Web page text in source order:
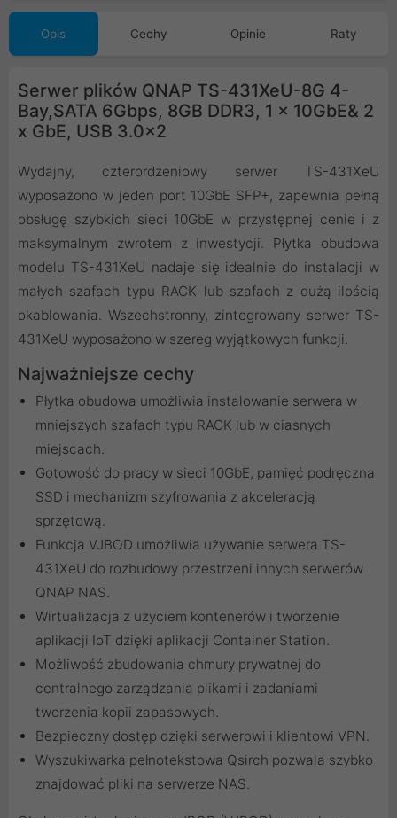
2xUSB 3.2, 1xHDMI, 2x
Opis Cechy Opinie Raty
Serwer plików QNAP TS-431XeU-8G 4-
Bay,SATA 6Gbps, 8GB DDR3, 1 x 10GbE& 2
x GbE, USB 3.0x2
Wydajny, czterordzeniowy serwer TS-431XeU
wyposażono w jeden port 10GbE SFP+, zapewnia pełną
obsługę szybkich sieci 10GbE w przystępnej cenie i z
maksymalnym zwrotem z inwestycji. Płytka obudowa
modelu TS-431XeU nadaje się idealnie do instalacji w
małych szafach typu RACK lub szafach z dużą ilością
okablowania. Wszechstronny, zintegrowany serwer TS-
431XeU wyposażono w szereg wyjątkowych funkcji.
Najważniejsze cechy
Płytka obudowa umożliwia instalowanie serwera w
mniejszych szafach typu RACK lub w ciasnych
miejscach.
Gotowość do pracy w sieci 10GbE, pamięć podręczna
SSD i mechanizm szyfrowania z akceleracją
sprzętową.
Funkcja VJBOD umożliwia używanie serwera TS-
431XeU do rozbudowy przestrzeni innych serwerów
QNAP NAS.
Wirtualizacja z użyciem kontenerów i tworzenie
aplikacji IoT dzięki aplikacji Container Station.
Możliwość zbudowania chmury prywatnej do
centralnego zarządzania plikami i zadaniami
tworzenia kopii zapasowych.
Bezpieczny dostęp dzięki serwerowi i klientowi VPN.
Wyszukiwarka pełnotekstowa Qsirch pozwala szybko
znajdować pliki na serwerze NAS.